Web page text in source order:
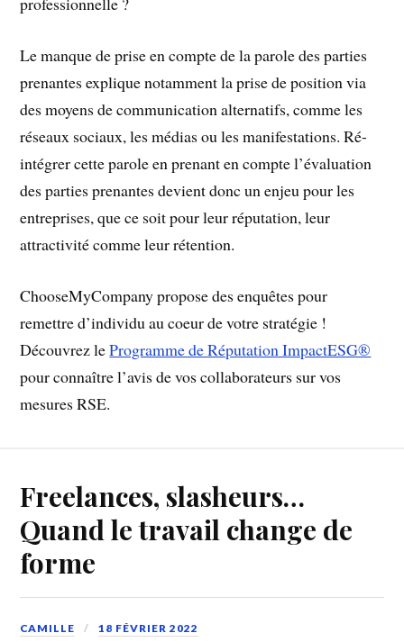
Le manque de prise en compte de la parole des parties
prenantes explique notamment la prise de position via
des moyens de communication alternatifs, comme les
réseaux sociaux, les médias ou les manifestations. Ré-
intégrer cette parole en prenant en compte l’évaluation
des parties prenantes devient donc un enjeu pour les
entreprises, que ce soit pour leur réputation, leur
attractivité comme leur rétention.
ChooseMyCompany propose des enquêtes pour
remettre d’individu au coeur de votre stratégie !
Découvrez leProgramme de Réputation ImpactESG®
pour connaître l’avis de vos collaborateurs sur vos
mesures RSE.
Freelances, slasheurs…
Quand le travail change de
forme
CAMILLE 18 FÉVRIER 2022